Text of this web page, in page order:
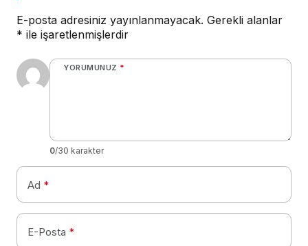
E-posta adresiniz yayınlanmayacak. Gerekli alanlar
* ile işaretlenmişlerdir
YORUMUNUZ *
0/30 karakter
Ad *
E-Posta *